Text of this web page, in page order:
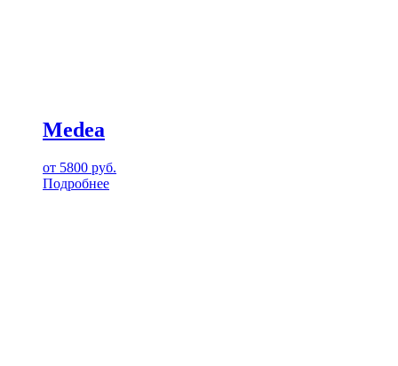
Medea
от 5800 руб.
Подробнее